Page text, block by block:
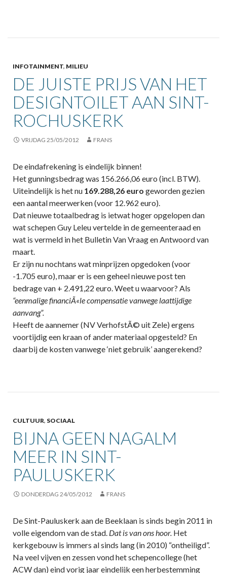
INFOTAINMENT, MILIEU
DE JUISTE PRIJS VAN HET
DESIGNTOILET AAN SINT-
ROCHUSKERK
VRIJDAG 25/05/2012 FRANS
De eindafrekening is eindelijk binnen!
Het gunningsbedrag was 156.266,06 euro (incl. BTW).
Uiteindelijk is het nu 169.288,26 euro geworden gezien
een aantal meerwerken (voor 12.962 euro).
Dat nieuwe totaalbedrag is ietwat hoger opgelopen dan
wat schepen Guy Leleu vertelde in de gemeenteraad en
wat is vermeld in het Bulletin Van Vraag en Antwoord van
maart.
Er zijn nu nochtans wat minprijzen opgedoken (voor
-1.705 euro), maar er is een geheel nieuwe post ten
bedrage van + 2.491,22 euro. Weet u waarvoor? Als
“eenmalige financiÃ«le compensatie vanwege laattijdige
aanvang”.
Heeft de aannemer (NV VerhofstÃ© uit Zele) ergens
voortijdig een kraan of ander materiaal opgesteld? En
daarbij de kosten vanwege ‘niet gebruik’ aangerekend?
CULTUUR, SOCIAAL
BIJNA GEEN NAGALM
MEER IN SINT-
PAULUSKERK
DONDERDAG 24/05/2012 FRANS
De Sint-Pauluskerk aan de Beeklaan is sinds begin 2011 in
volle eigendom van de stad. Dat is van ons hoor. Het
kerkgebouw is immers al sinds lang (in 2010) “ontheiligd”.
Na veel vijven en zessen vond het schepencollege (het
ACW dan) eind vorig jaar eindelijk een herbestemming